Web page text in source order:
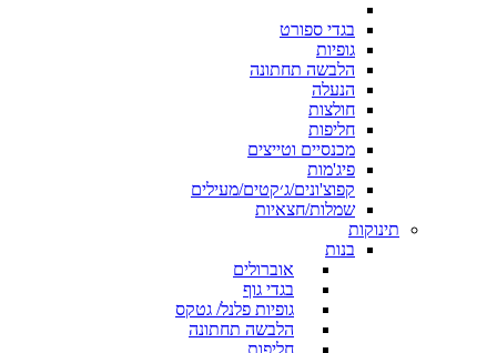
בגדי ספורט
גופיות
הלבשה תחתונה
הנעלה
חולצות
חליפות
מכנסיים וטייצים
פיג'מות
קפוצ'ונים/ג׳קטים/מעילים
שמלות/חצאיות
תינוקות
בנות
אוברולים
בגדי גוף
גופיות פלנל/ גטקס
הלבשה תחתונה
חליפות